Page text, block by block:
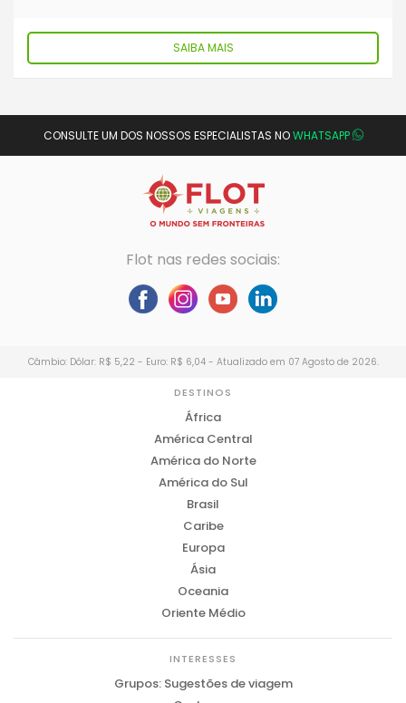
SAIBA MAIS
CONSULTE UM DOS NOSSOS ESPECIALISTAS NOWHATSAPP
Flot nas redes sociais:
Câmbio: Dólar: R$ 5,22 - Euro: R$ 6,04 - Atualizado em 07 Agosto de 2026.
DESTINOS
África
América Central
América do Norte
América do Sul
Brasil
Caribe
Europa
Ásia
Oceania
Oriente Médio
INTERESSES
Grupos: Sugestões de viagem